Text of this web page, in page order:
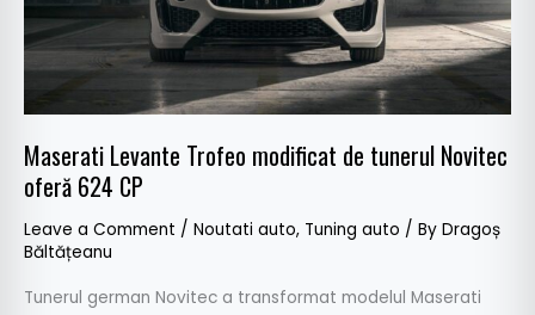
Maserati Levante Trofeo modificat de tunerul Novitec
oferă 624 CP
Leave a Comment / Noutati auto, Tuning auto / By Dragoș
Băltățeanu
Tunerul german Novitec a transformat modelul Maserati
oferă
624
CP